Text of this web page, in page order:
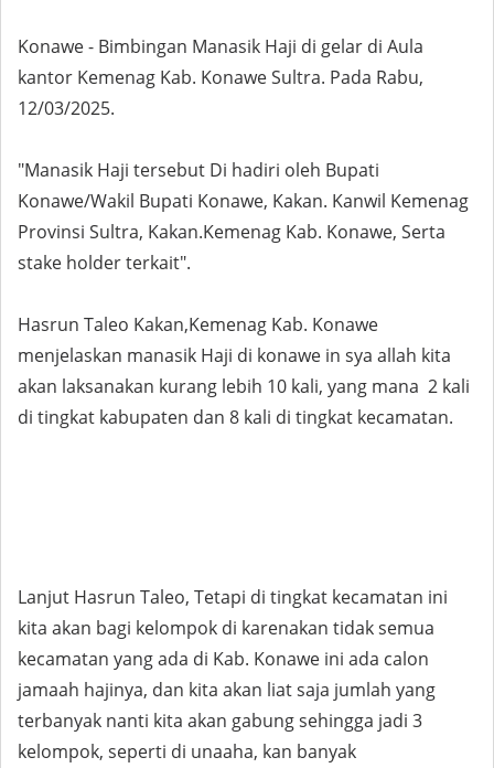
Konawe - Bimbingan Manasik Haji di gelar di Aula
kantor Kemenag Kab. Konawe Sultra. Pada Rabu,
12/03/2025.
"Manasik Haji tersebut Di hadiri oleh Bupati
Konawe/Wakil Bupati Konawe, Kakan. Kanwil Kemenag
Provinsi Sultra, Kakan.Kemenag Kab. Konawe, Serta
stake holder terkait".
Hasrun Taleo Kakan,Kemenag Kab. Konawe
menjelaskan manasik Haji di konawe in sya allah kita
akan laksanakan kurang lebih 10 kali, yang mana 2 kali
di tingkat kabupaten dan 8 kali di tingkat kecamatan.
Lanjut Hasrun Taleo, Tetapi di tingkat kecamatan ini
kita akan bagi kelompok di karenakan tidak semua
kecamatan yang ada di Kab. Konawe ini ada calon
jamaah hajinya, dan kita akan liat saja jumlah yang
terbanyak nanti kita akan gabung sehingga jadi 3
kelompok, seperti di unaaha, kan banyak